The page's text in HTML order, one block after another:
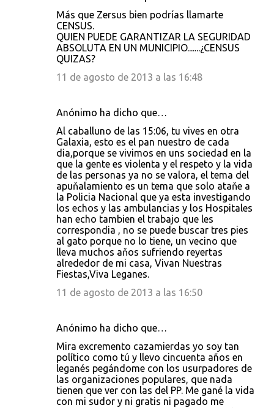
Más que Zersus bien podrías llamarte
CENSUS.
QUIEN PUEDE GARANTIZAR LA SEGURIDAD
ABSOLUTA EN UN MUNICIPIO.......¿CENSUS
QUIZAS?
11 de agosto de 2013 a las 16:48
Anónimo ha dicho que…
Al caballuno de las 15:06, tu vives en otra
Galaxia, esto es el pan nuestro de cada
dia,porque se vivimos en uns sociedad en la
que la gente es violenta y el respeto y la vida
de las personas ya no se valora, el tema del
apuňalamiento es un tema que solo ataňe a
la Policia Nacional que ya esta investigando
los echos y las ambulancias y los Hospitales
han echo tambien el trabajo que les
correspondia , no se puede buscar tres pies
al gato porque no lo tiene, un vecino que
lleva muchos aňos sufriendo reyertas
alrededor de mi casa, Vivan Nuestras
Fiestas,Viva Leganes.
11 de agosto de 2013 a las 16:50
Anónimo ha dicho que…
Mira excremento cazamierdas yo soy tan
político como tú y llevo cincuenta años en
leganés pegándome con los usurpadores de
las organizaciones populares, que nada
tienen que ver con las del PP. Me gané la vida
con mi sudor y ni gratis ni pagado me